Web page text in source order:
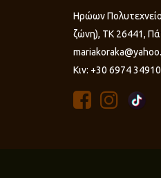
Ηρώων
ζώνη), ΤΚ 26441,
Κιν: +30 6974